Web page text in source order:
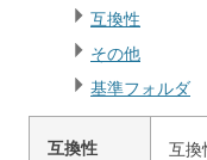
互換性
その他
基準フォルダ
互換性 互換